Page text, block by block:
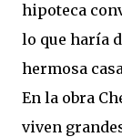
hipoteca
lo que haría
hermosa
En la obra
viven